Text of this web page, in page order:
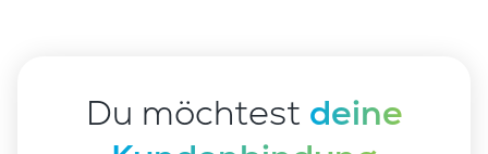
Du möchtest deine